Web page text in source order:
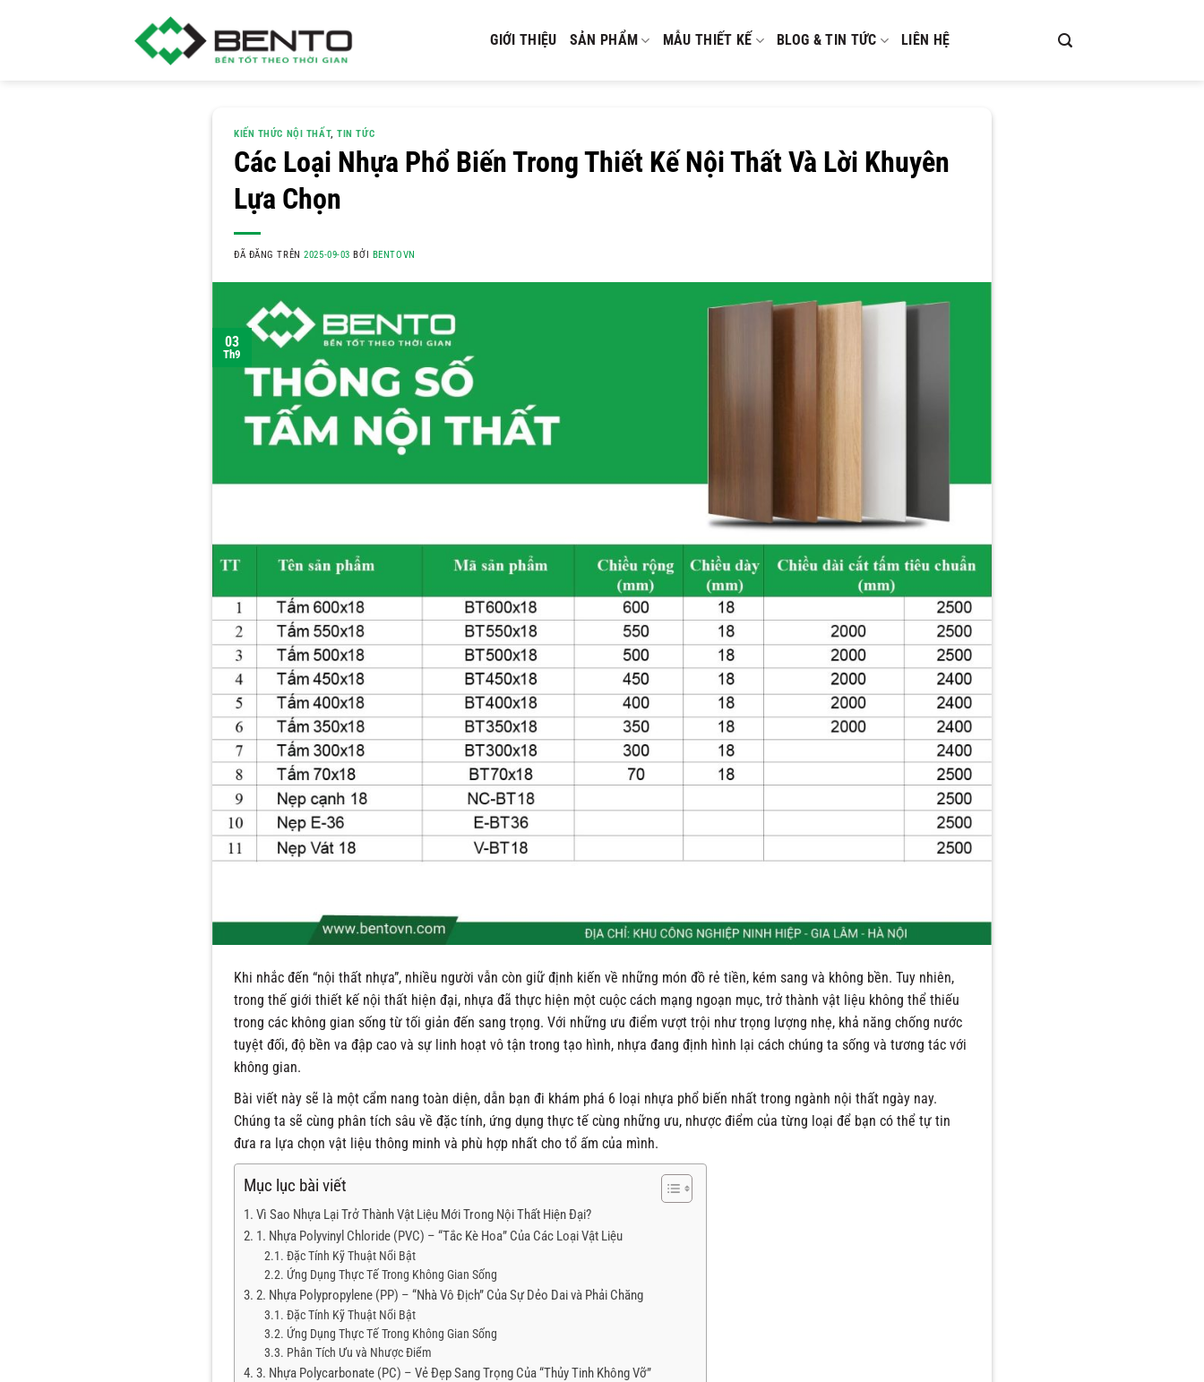
GIỚI THIỆU SẢN PHẨM MẪU THIẾT KẾ BLOG & TIN TỨC LIÊN HỆ
KIẾN THỨC NỘI THẤT,TIN TỨC
Các Loại Nhựa Phổ Biến Trong Thiết Kế Nội Thất Và Lời Khuyên
Lựa Chọn
ĐÃ ĐĂNG TRÊN2025-09-03 BỞI BENTOVN
03
Th9
Khi nhắc đến “nội thất nhựa”, nhiều người vẫn còn giữ định kiến về những món đồ rẻ tiền, kém sang và không bền. Tuy nhiên,
trong thế giới thiết kế nội thất hiện đại, nhựa đã thực hiện một cuộc cách mạng ngoạn mục, trở thành vật liệu không thể thiếu
trong các không gian sống từ tối giản đến sang trọng. Với những ưu điểm vượt trội như trọng lượng nhẹ, khả năng chống nước
tuyệt đối, độ bền va đập cao và sự linh hoạt vô tận trong tạo hình, nhựa đang định hình lại cách chúng ta sống và tương tác với
không gian.
Bài viết này sẽ là một cẩm nang toàn diện, dẫn bạn đi khám phá 6 loại nhựa phổ biến nhất trong ngành nội thất ngày nay.
Chúng ta sẽ cùng phân tích sâu về đặc tính, ứng dụng thực tế cùng những ưu, nhược điểm của từng loại để bạn có thể tự tin
đưa ra lựa chọn vật liệu thông minh và phù hợp nhất cho tổ ấm của mình.
Mục lục bài viết
Vì Sao Nhựa Lại Trở Thành Vật Liệu Mới Trong Nội Thất Hiện Đại?
1. Nhựa Polyvinyl Chloride (PVC) – “Tắc Kè Hoa” Của Các Loại Vật Liệu
Đặc Tính Kỹ Thuật Nổi Bật
Ứng Dụng Thực Tế Trong Không Gian Sống
2. Nhựa Polypropylene (PP) – “Nhà Vô Địch” Của Sự Dẻo Dai và Phải Chăng
Đặc Tính Kỹ Thuật Nổi Bật
Ứng Dụng Thực Tế Trong Không Gian Sống
Phân Tích Ưu và Nhược Điểm
3. Nhựa Polycarbonate (PC) – Vẻ Đẹp Sang Trọng Của “Thủy Tinh Không Vỡ”